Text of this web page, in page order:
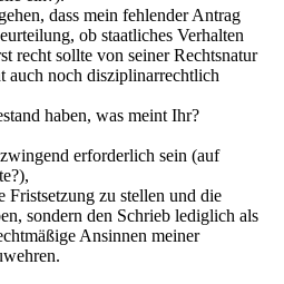
dass mein fehlender Antrag
ob staatliches Verhalten
recht sollte von seiner Rechtsnatur
auch noch disziplinarrechtlich
haben, was meint Ihr?
erforderlich sein (auf
Fristsetzung zu stellen und die
sondern den Schrieb lediglich als
Ansinnen meiner